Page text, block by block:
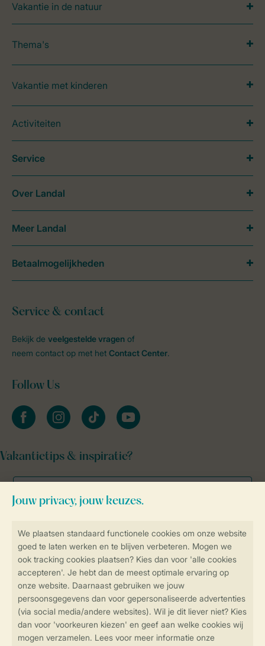
Veilig en snel online boeken
Veilige gegevensoverdracht
Veilige betaling
Vakantie in de natuur
Thema's
Vakantie met kinderen
Activiteiten
Service & contact
Bekijk de veelgestelde vragen of
neem contact op met het Contact Center.
Follow Us
facebookinstagramtiktok youtube
Vakantietips & inspiratie?
Service
Over Landal
Meer Landal
Betaalmogelijkheden